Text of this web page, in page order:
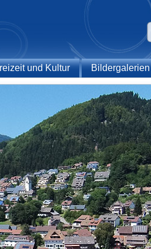
und Kultur Bildergalerien